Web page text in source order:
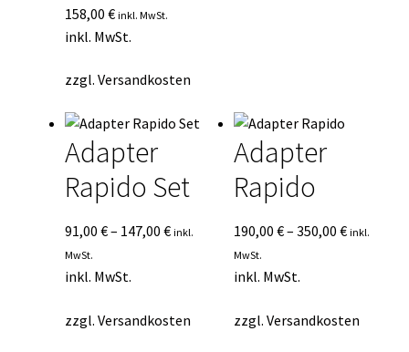
158,00 € inkl. MwSt.
inkl. MwSt.
zzgl. Versandkosten
Adapter
Rapido Set
91,00 €– 147,00 € inkl.
MwSt.
inkl. MwSt.
zzgl. Versandkosten
Adapter
Rapido
190,00€–350,00€ inkl.
MwSt.
inkl. MwSt.
zzgl.Versandkosten